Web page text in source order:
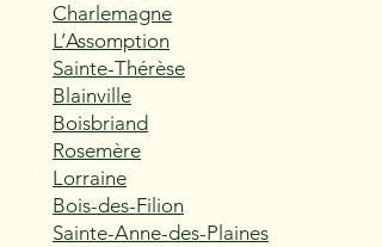
Charlemagne
L’Assomption
Sainte-Thérèse
Blainville
Boisbriand
Rosemère
Lorraine
Bois-des-Filion
Sainte-Anne-des-Plaines